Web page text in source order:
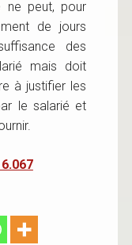
ne peut, pour
de jours
des
mais doit
à justifier les
le salarié et